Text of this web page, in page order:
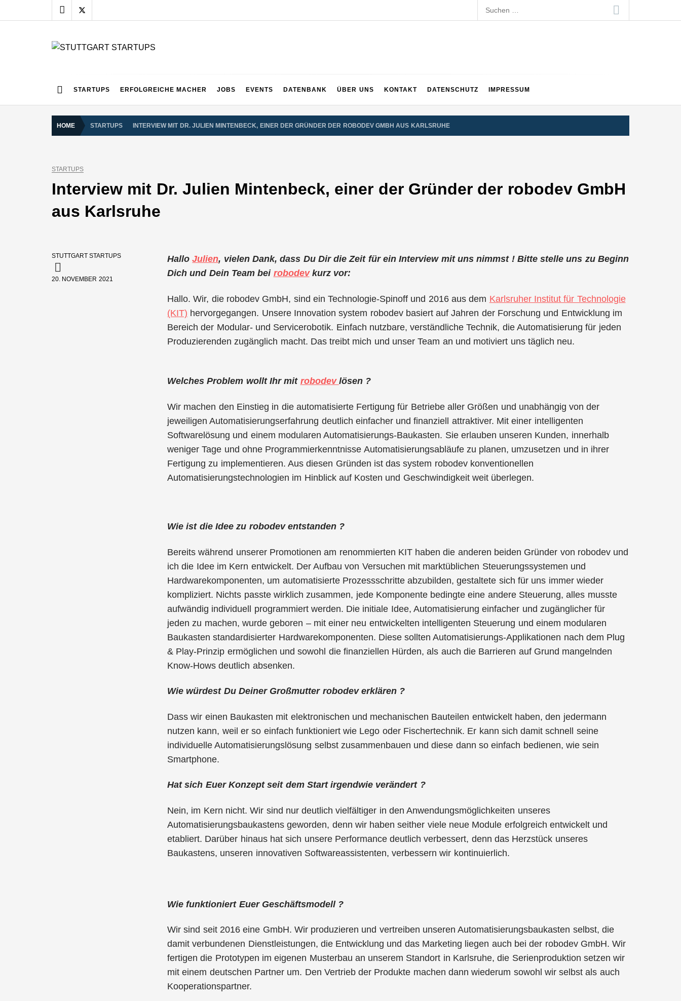
to
Suchen
nach:
STARTUPS ERFOLGREICHE MACHER JOBS EVENTS DATENBANK ÜBER UNS KONTAKT DATENSCHUTZ IMPRESSUM
HOME STARTUPS INTERVIEW MIT DR. JULIEN MINTENBECK, EINER DER GRÜNDER DER ROBODEV GMBH AUS KARLSRUHE
STARTUPS
Interview mit Dr. Julien Mintenbeck, einer der Gründer der robodev GmbH
aus Karlsruhe
STUTTGART STARTUPS
20. NOVEMBER 2021
HalloJulien, vielen Dank, dass Du Dir die Zeit für ein Interview mit uns nimmst ! Bitte stelle uns zu Beginn
Dich und Dein Team bei robodevkurz vor:
Hallo. Wir, die robodev GmbH, sind ein Technologie-Spinoff und 2016 aus dem Karlsruher Institut für Technologie
(KIT) hervorgegangen. Unsere Innovation system robodev basiert auf Jahren der Forschung und Entwicklung im
Bereich der Modular- und Servicerobotik. Einfach nutzbare, verständliche Technik, die Automatisierung für jeden
Produzierenden zugänglich macht. Das treibt mich und unser Team an und motiviert uns täglich neu.
Welches Problem wollt Ihr mit robodev lösen ?
Wir machen den Einstieg in die automatisierte Fertigung für Betriebe aller Größen und unabhängig von der
jeweiligen Automatisierungserfahrung deutlich einfacher und finanziell attraktiver. Mit einer intelligenten
Softwarelösung und einem modularen Automatisierungs-Baukasten. Sie erlauben unseren Kunden, innerhalb
weniger Tage und ohne Programmierkenntnisse Automatisierungsabläufe zu planen, umzusetzen und in ihrer
Fertigung zu implementieren. Aus diesen Gründen ist das system robodev konventionellen
Automatisierungstechnologien im Hinblick auf Kosten und Geschwindigkeit weit überlegen.
Wie ist die Idee zu robodev entstanden ?
Bereits während unserer Promotionen am renommierten KIT haben die anderen beiden Gründer von robodev und
ich die Idee im Kern entwickelt. Der Aufbau von Versuchen mit marktüblichen Steuerungssystemen und
Hardwarekomponenten, um automatisierte Prozessschritte abzubilden, gestaltete sich für uns immer wieder
kompliziert. Nichts passte wirklich zusammen, jede Komponente bedingte eine andere Steuerung, alles musste
aufwändig individuell programmiert werden. Die initiale Idee, Automatisierung einfacher und zugänglicher für
jeden zu machen, wurde geboren – mit einer neu entwickelten intelligenten Steuerung und einem modularen
Baukasten standardisierter Hardwarekomponenten. Diese sollten Automatisierungs-Applikationen nach dem Plug
& Play-Prinzip ermöglichen und sowohl die finanziellen Hürden, als auch die Barrieren auf Grund mangelnden
Know-Hows deutlich absenken.
Wie würdest Du Deiner Großmutter robodev erklären ?
Dass wir einen Baukasten mit elektronischen und mechanischen Bauteilen entwickelt haben, den jedermann
nutzen kann, weil er so einfach funktioniert wie Lego oder Fischertechnik. Er kann sich damit schnell seine
individuelle Automatisierungslösung selbst zusammenbauen und diese dann so einfach bedienen, wie sein
Smartphone.
Hat sich Euer Konzept seit dem Start irgendwie verändert ?
Nein, im Kern nicht. Wir sind nur deutlich vielfältiger in den Anwendungsmöglichkeiten unseres
Automatisierungsbaukastens geworden, denn wir haben seither viele neue Module erfolgreich entwickelt und
etabliert. Darüber hinaus hat sich unsere Performance deutlich verbessert, denn das Herzstück unseres
Baukastens, unseren innovativen Softwareassistenten, verbessern wir kontinuierlich.
Wie funktioniert Euer Geschäftsmodell ?
Wir sind seit 2016 eine GmbH. Wir produzieren und vertreiben unseren Automatisierungsbaukasten selbst, die
damit verbundenen Dienstleistungen, die Entwicklung und das Marketing liegen auch bei der robodev GmbH. Wir
fertigen die Prototypen im eigenen Musterbau an unserem Standort in Karlsruhe, die Serienproduktion setzen wir
mit einem deutschen Partner um. Den Vertrieb der Produkte machen dann wiederum sowohl wir selbst als auch
Kooperationspartner.